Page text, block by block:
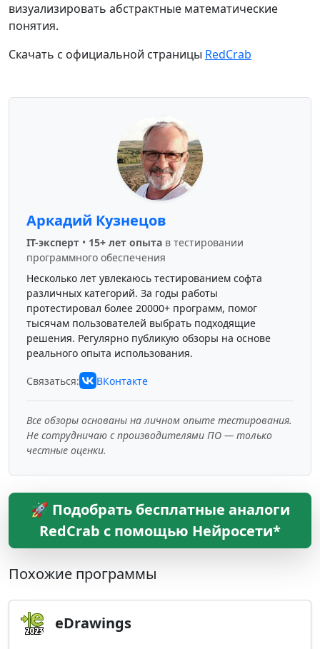
визуализировать абстрактные математические
понятия.
Скачать с официальной страницы RedCrab
Аркадий Кузнецов
IT-эксперт • 15+ лет опыта в тестировании
программного обеспечения
Несколько лет увлекаюсь тестированием софта
различных категорий. За годы работы
протестировал более 20000+ программ, помог
тысячам пользователей выбрать подходящие
решения. Регулярно публикую обзоры на основе
реального опыта использования.
Связаться: ВКонтакте
Все обзоры основаны на личном опыте тестирования.
Не сотрудничаю с производителями ПО — только
честные оценки.
🚀 Подобрать бесплатные аналоги
RedCrab с помощью Нейросети*
Похожие программы
eDrawings